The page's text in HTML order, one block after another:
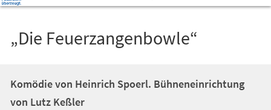
„Die Feuerzangenbowle“
Komödie von Heinrich Spoerl. Bühneneinrichtung
von Lutz Keßler